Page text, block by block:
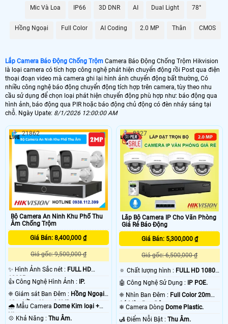
8.800,000 VNĐ Camera Chống Trộm Hikvision Chuyên Đêm
🔥 4 Camera Chống Trộm Hikvision Giá Rẻ
5.000.000 VNĐ Lắp Bộ Camera Chống Trộm Hikvision Giá Rẻ
🖥 Camera chống trộm Hikvision hầu như loại camera nào cũng có khả
năng chống trộm Hikvision , tuy nhiên với những loại camera chống trộm
Hikvision không chuyên dụng thì có thể sẽ có những báo động giả khi
không có người, trên đây là những camera có báo động chống trộm
Hikvision với chức năng thông mình có nhiều ưu điểm và có thể cấu hình
để hạn chế tối đa báo động giả.
🎁 Có thể nóilắp camera có báo động chống trộmlà giải pháp để nâng cao
chất lượng cuộc sống. tuy nhiên camera báo động chống trộm Hikvision thì sẽ
không hoàn hảo bằng 1 bộ báo động chống trộm Hikvision chuyên nghiệp, vì
camera báo động chống trộm Hikvision sẽ có độ trể đáng kể khoảng 2- 3 phút
sau khi xẩy ra sự cố. chắc chắc camera nào cũng vậy thôi. vì ông nghệ báo
động chống trộm Hikvision của camera hoặt động thong qua mạng internet do
đó có độ trể là do mạng chứ không phải do thiết bị camera chống trộm
Hikvision . 💡
Mic Và Loa IP66 3D DNR AI Dual Light 78°
Hồng Ngoại Full Color AI Coding 2.0 MP Thân CMOS
Lắp Camera Báo Động Chống Trộm Camera Báo Động Chống Trộm Hikvision
là loại camera có tích hợp công nghệ phát hiện chuyển động rồi Post qua điện
thoại đoạn video mà camera ghi lại hình ảnh chuyển động bất thường, Có
nhiều công nghệ báo động chuyển động tích hợp trên camera, tùy theo nhu
cầu sử dụng để chọn loại phát hiện chuyển động phù hợp như: báo động qua
hình ảnh, báo động qua PIR hoặc báo động chủ động có đèn nháy sáng tại
chỗ. Ngày Upate: 8/1/2026 12:00:00 AM
Bộ Camera An Ninh Khu Phố Thu
Âm Chống Trộm
Giá Bán: 8,400,000 ₫
Giá gốc: 9,500,000 ₫
✨ Hình Ảnh Sắc nét : FULL HD
1080P .
👍 Công Nghệ Hình Ảnh : IP.
❈ Giám sát Ban Đêm : Hồng Ngoại
10m Hồng Ngoại SMD.
🌧️ Mẫu Camera Dome Kim loại +
Nhựa.
️💠 Khả Năng : Thu Âm.
21862
Lắp Bộ Camera IP Cho Văn Phòng
Giá Rẻ Báo Động
Giá Bán: 5,300,000 ₫
Giá gốc: 6,500,000 ₫
🔅 Chất lượng hình : FULL HD 1080P
.
🤖️ Công Nghệ Sử Dụng :
IP POE.
❈ Nhìn Ban Đêm : Full Color 20m
Có Màu Ban Ðêm.
❄ Camera Dòng Dome Plastic.
️🛃 Điểm Nỗi Bật :Thu Âm.
8327